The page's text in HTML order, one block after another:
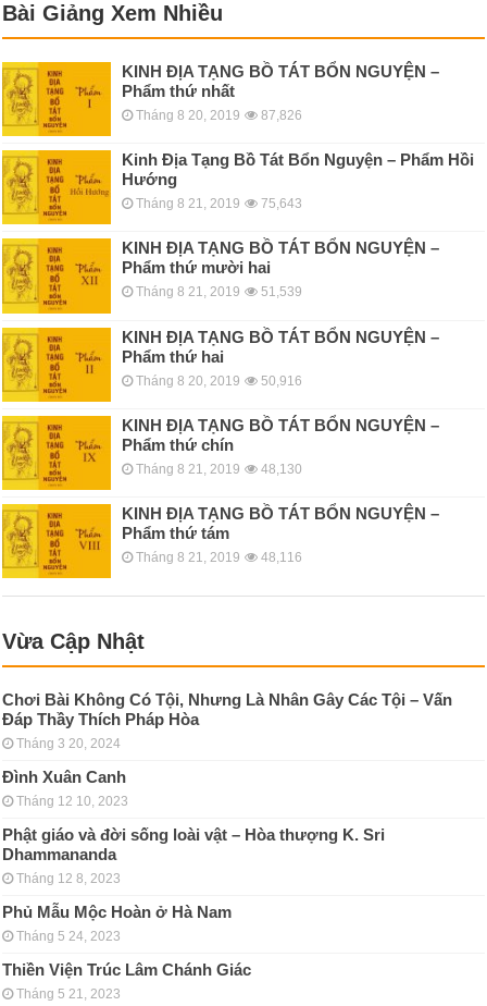
Bài Giảng Xem Nhiều
KINH ÐỊA TẠNG BỒ TÁT BỔN NGUYỆN –
Phẩm thứ nhất
Tháng 8 20, 2019 87,826
Kinh Địa Tạng Bồ Tát Bổn Nguyện – Phẩm Hồi
Hướng
Tháng 8 21, 2019 75,643
KINH ÐỊA TẠNG BỒ TÁT BỔN NGUYỆN –
Phẩm thứ mười hai
Tháng 8 21, 2019 51,539
KINH ÐỊA TẠNG BỒ TÁT BỔN NGUYỆN –
Phẩm thứ hai
Tháng 8 20, 2019 50,916
KINH ÐỊA TẠNG BỒ TÁT BỔN NGUYỆN –
Phẩm thứ chín
Tháng 8 21, 2019 48,130
KINH ÐỊA TẠNG BỒ TÁT BỔN NGUYỆN –
Phẩm thứ tám
Tháng 8 21, 2019 48,116
Vừa Cập Nhật
Chơi Bài Không Có Tội, Nhưng Là Nhân Gây Các Tội – Vấn
Đáp Thầy Thích Pháp Hòa
Tháng 3 20, 2024
Đình Xuân Canh
Tháng 12 10, 2023
Phật giáo và đời sống loài vật – Hòa thượng K. Sri
Dhammananda
Tháng 12 8, 2023
Phủ Mẫu Mộc Hoàn ở Hà Nam
Tháng 5 24, 2023
Thiền Viện Trúc Lâm Chánh Giác
Tháng 5 21, 2023